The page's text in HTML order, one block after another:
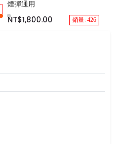
煙彈通用
NT$1,800.00 銷量: 426